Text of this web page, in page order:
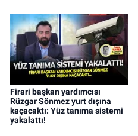
Firari başkan yardımcısı
Rüzgar Sönmez yurt dışına
kaçacaktı: Yüz tanıma sistemi
yakalattı!